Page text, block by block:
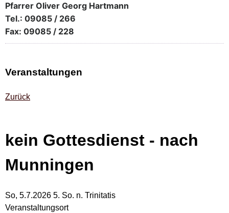
Pfarrer Oliver Georg Hartmann
Tel.: 09085 / 266
Fax: 09085 / 228
Veranstaltungen
Zurück
kein Gottesdienst - nach
Munningen
So, 5.7.2026 5. So. n. Trinitatis
Veranstaltungsort